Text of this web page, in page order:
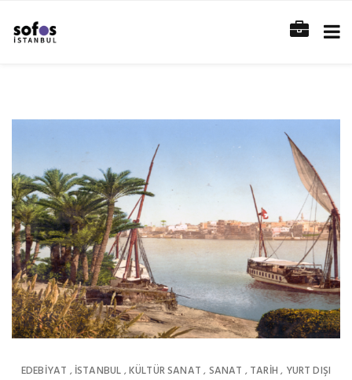
EDEBIYAT , İSTANBUL ,KÜLTÜR SANAT , SANAT , TARİH , YURT DIŞI